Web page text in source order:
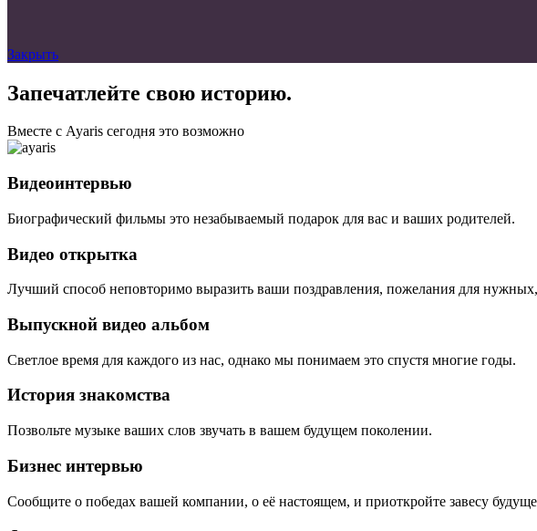
Закрыть
Запечатлейте свою историю.
Вместе с Ayaris сегодня это возможно
Видеоинтервью
Биографический фильмы это незабываемый подарок для вас и ваших родителей.
Видео открытка
Лучший способ неповторимо выразить ваши поздравления, пожелания для
Выпускной видео альбом
Светлое время для каждого из нас, однако мы понимаем это спустя многие годы.
История знакомства
Позвольте музыке ваших слов звучать в вашем будущем поколении.
Бизнес интервью
Сообщите о победах вашей компании, о её настоящем, и приоткройте завесу